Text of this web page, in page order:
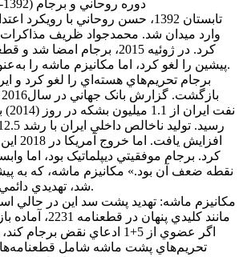
دوره روحاني و برجام (1392-1396): اميدي شکننده
تابستان 1392، حسن روحاني با
پيشين را لغو کرد، اما مکانيزم ماشه را به‌عنوان ضمانت حفظ کرد.
برجام تحريم‌هاي هسته‌اي را لغو کرد و
کرد. برجام موفقيتي ديپلماتيک بود، اما
نقطه ضعف آن بود.» مکانيزم ماشه، که به
شد، تهديدي دائمي براي ايران باقي ماند.
مکانيزم ماشه: تهديد پشت سد اين در حالي
مانند کليدي پنهان
اگر عضوي از 5+1 ادعاي نقض